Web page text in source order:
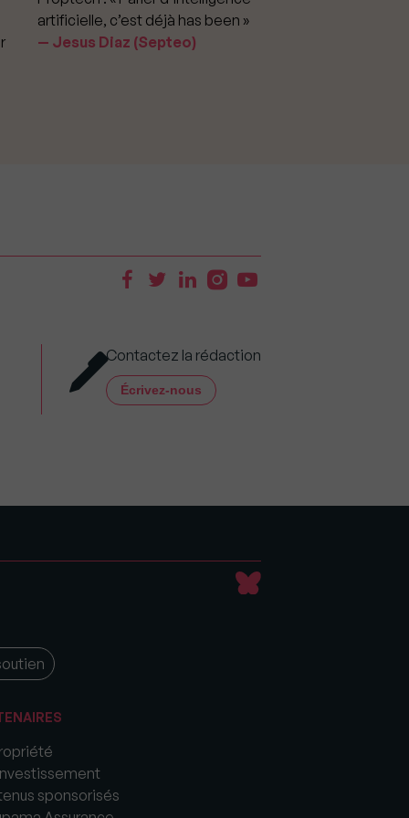
artificielle, c’est déjà has been »
Jesus Diaz (Septeo)
Contactez la rédaction
Écrivez-nous
sponsorisés